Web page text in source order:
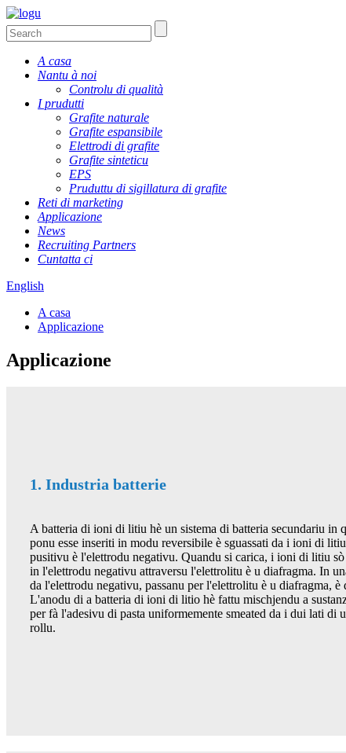
A casa
Nantu à noi
Controlu di qualità
I prudutti
Grafite naturale
Grafite espansibile
Elettrodi di grafite
Grafite sinteticu
EPS
Pruduttu di sigillatura di grafite
Reti di marketing
Applicazione
News
Recruiting Partners
Cuntatta ci
English
A casa
Applicazione
Applicazione
1. Industria batterie
A batteria di ioni di litiu hè un sistema di batteria secundariu
ponu esse inseriti in modu reversibile è sguassati da i ioni di
pusitivu è l'elettrodu negativu. Quandu si carica, i ioni di litiu
in l'elettrodu negativu attraversu l'elettrolitu è ​​u diafragma. In
da l'elettrodu negativu, passanu per l'elettrolitu è ​​u diafragma,
L'anodu di a batteria di ioni di litio hè fattu mischjendu a
per fà l'adesivu di pasta uniformemente smeated da i dui lati di
rollu.